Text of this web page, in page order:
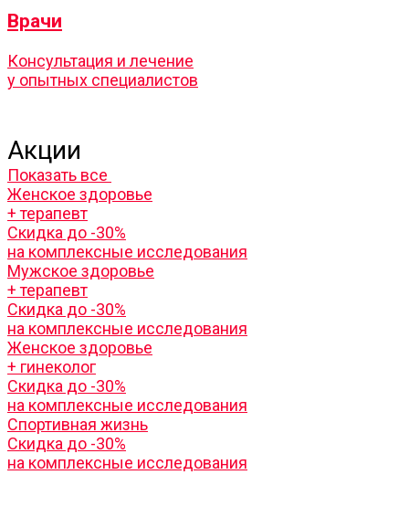
Врачи
Консультация и лечение
у опытных специалистов
Акции
Показать все
Женское здоровье
+ терапевт
Скидка до -30%
на комплексные исследования
Мужское здоровье
+ терапевт
Скидка до -30%
на комплексные исследования
Женское здоровье
+ гинеколог
Скидка до -30%
на комплексные исследования
Спортивная жизнь
Скидка до -30%
на комплексные исследования